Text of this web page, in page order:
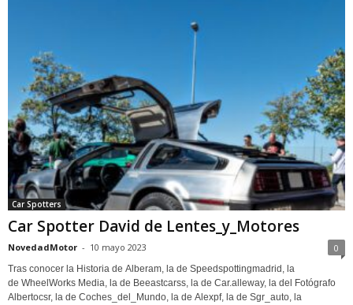
Car Spotters
Car Spotter David de Lentes_y_Motores
NovedadMotor - 10 mayo 2023 0
Tras conocer la Historia de Alberam, la de Speedspottingmadrid, la
de WheelWorks Media, la de Beeastcarss, la de Car.alleway, la del Fotógrafo
Albertocsr, la de Coches_del_Mundo, la de Alexpf, la de Sgr_auto, la